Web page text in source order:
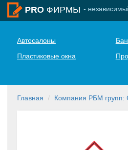
PRO ФИРМЫ -
Автосалоны
Пластиковые окна
Главная Компания РБМ